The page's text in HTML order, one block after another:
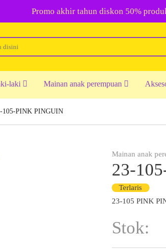
Promo akhir tahun diskon 50%
laki Mainan anak perempuan
105-PINK PINGUIN
Mainan anak
23-
Terlaris
23-105 PINK
Stok: